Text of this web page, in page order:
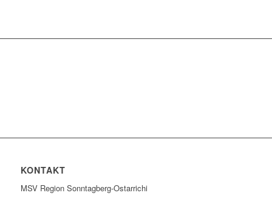
KONTAKT
MSV Region Sonntagberg-Ostarrichi